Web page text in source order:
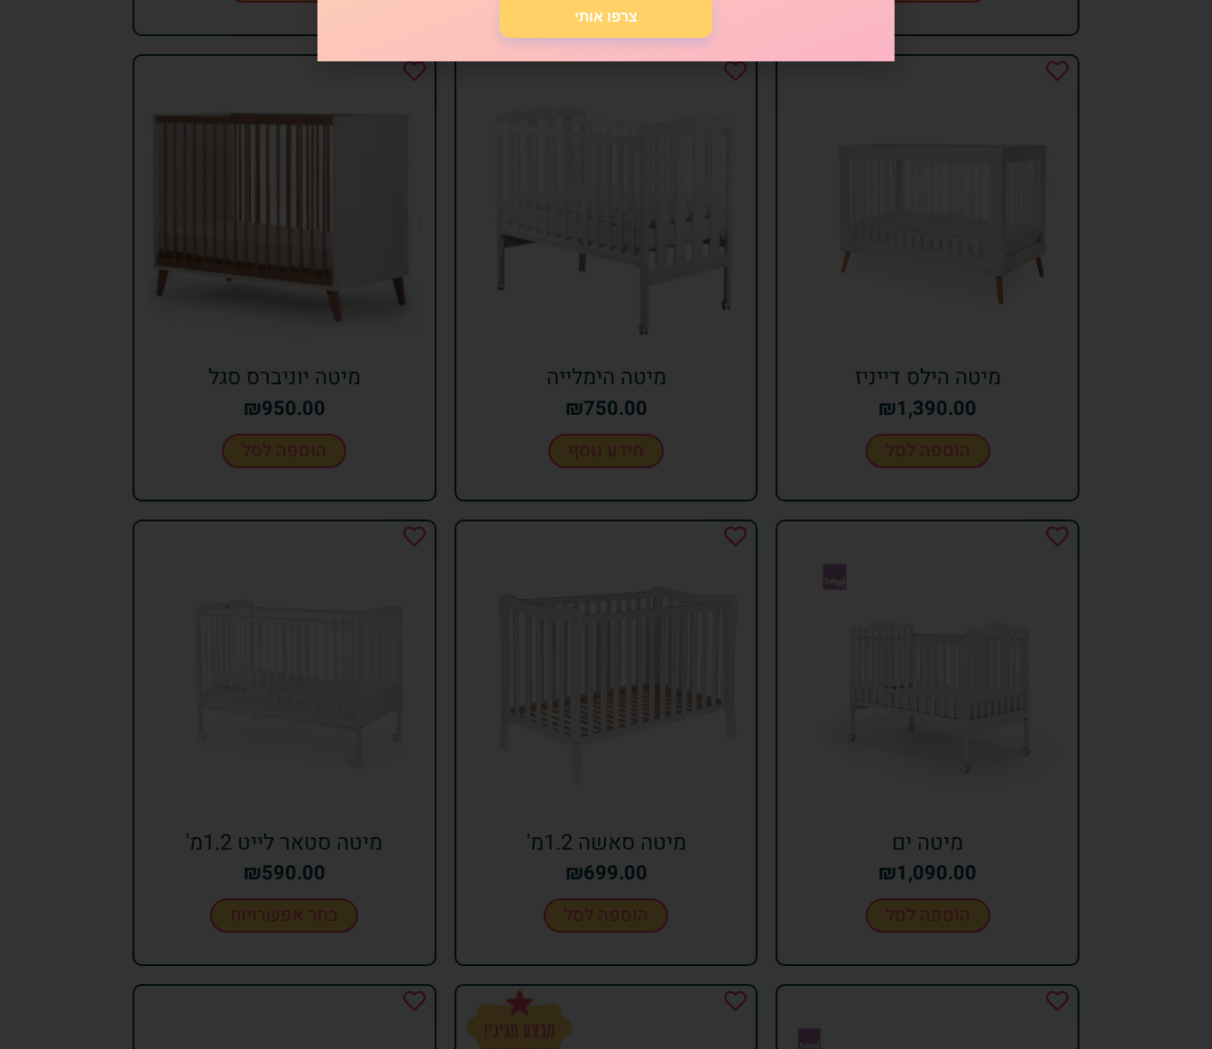
מיטה הילס דייניז
₪1,390.00
הוספה לסל
מיטה הימלייה
₪750.00
מידע נוסף
מיטה יוניברס סגל
₪950.00
הוספה לסל
מיטה ים
₪1,090.00
הוספה לסל
מיטה סאשה 1.2מ'
₪699.00
הוספה לסל
מיטה סטאר לייט 1.2מ'
₪590.00
בחר אפשרויות
צרפו אותי